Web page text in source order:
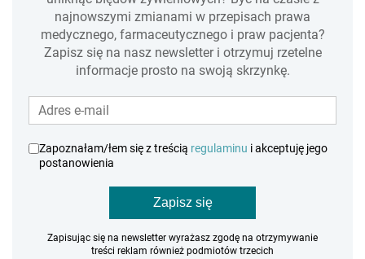
najnowszymi zmianami w przepisach prawa
medycznego, farmaceutycznego i praw pacjenta?
Zapisz się na nasz newsletter i otrzymuj rzetelne
informacje prosto na swoją skrzynkę.
Zapoznałam/łem się z treścią regulaminu i akceptuję jego
postanowienia
Zapisz się
Zapisując się na newsletter wyrażasz zgodę na otrzymywanie
treści reklam również podmiotów trzecich